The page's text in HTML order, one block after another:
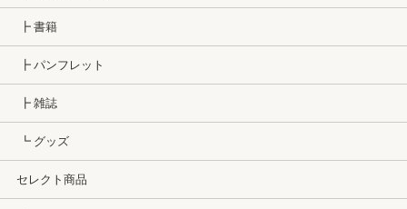
┣ 書籍
┣ パンフレット
┣ 雑誌
┗ グッズ
セレクト商品